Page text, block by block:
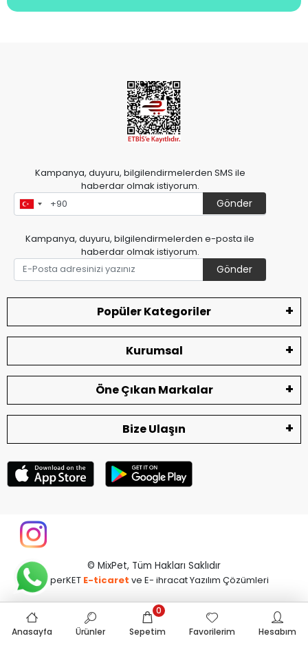
Kampanya, duyuru, bilgilendirmelerden SMS ile
haberdar olmak istiyorum.
Gönder
Kampanya, duyuru, bilgilendirmelerden e-posta ile
haberdar olmak istiyorum.
Gönder
Popüler Kategoriler
Kurumsal
Öne Çıkan Markalar
Bize Ulaşın
© MixPet, Tüm Hakları Saklıdır
superKET E-ticaret ve E- ihracat Yazılım Çözümleri
Anasayfa Ürünler Sepetim
0
Favorilerim
Hesabım